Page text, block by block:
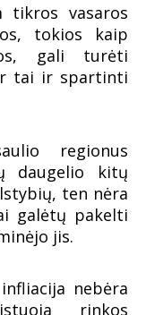
vasaros
tokios kaip
gali turėti
tai ir spartinti
regionus
daugelio kitų
ten nėra
galėtų pakelti
jis.
nebėra
rinkos